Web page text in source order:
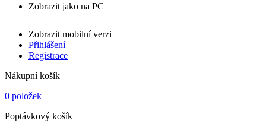
Zobrazit jako na PC
Zobrazit mobilní verzi
Přihlášení
Registrace
Nákupní košík
0 položek
Poptávkový košík